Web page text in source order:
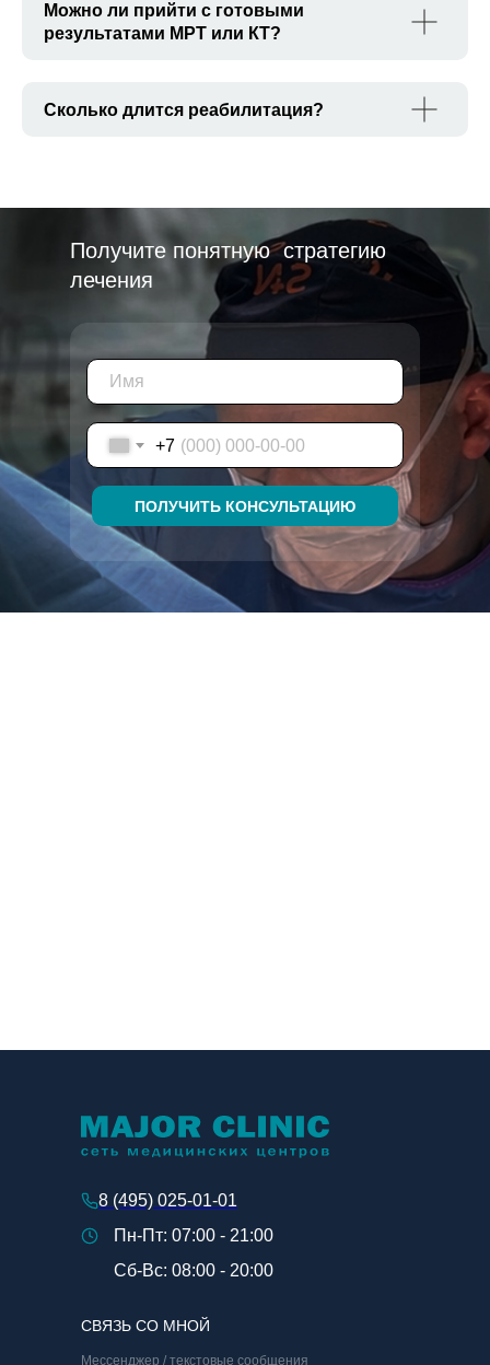
Можно ли прийти с готовыми
результатами МРТ или КТ?
Сколько длится реабилитация?
ЗАКАЗАТЬ КОНСУЛЬТАЦИЮ
Получите понятную стратегию
лечения
+7
ПОЛУЧИТЬ КОНСУЛЬТАЦИЮ
СВЯЗЬ СО МНОЙ
Мессенджер / текстовые сообщения
8 (495) 025-01-01
Пн-Пт: 07:00 - 21:00
Сб-Вс: 08:00 - 20:00